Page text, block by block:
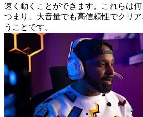
速く動くことができます。これらは
つまり、大音量でも高信頼性でクリ
うことです。